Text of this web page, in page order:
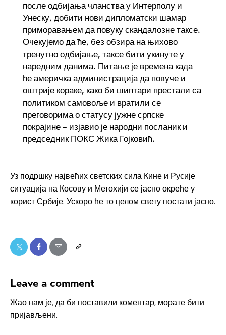
после одбијања чланства у Интерполу и
Унеску, добити нови дипломатски шамар
приморавањем да повуку скандалозне таксе.
Очекујемо да ће, без обзира на њихово
тренутно одбијање, таксе бити укинуте у
наредним данима. Питање је времена када
ће америчка администрација да повуче и
оштрије кораке, како би шиптари престали са
политиком самовоље и вратили се
преговорима о статусу јужне српске
покрајине – изјавио је народни посланик и
председник ПОКС Жика Гојковић.
Уз подршку највећих светских сила Кине и Русије
ситуација на Косову и Метохији се јасно окреће у
корист Србије. Ускоро ће то целом свету постати јасно.
Leave a comment
Жао нам је, да би поставили коментар, морате бити
пријављени.